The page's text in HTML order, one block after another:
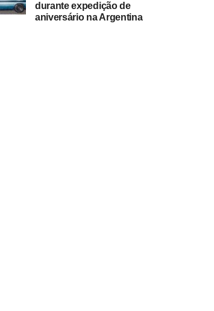
durante expedição de
aniversário na Argentina